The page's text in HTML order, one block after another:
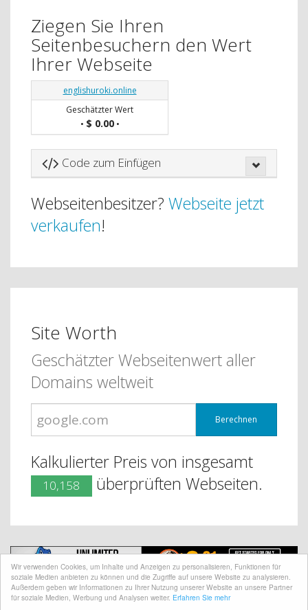
Wir verwenden Cookies, um Inhalte und Anzeigen zu personalisieren, Funktionen für
soziale Medien anbieten zu können und die Zugriffe auf unsere Website zu analysieren.
Außerdem geben wir Informationen zu Ihrer Nutzung unserer Website an unsere Partner
für soziale Medien, Werbung und Analysen weiter. Erfahren Sie mehr
Ziegen Sie Ihren
Seitenbesuchern den Wert
Ihrer Webseite
englishuroki.online
Geschätzter Wert
• $ 0.00•
Code zum Einfügen
Webseitenbesitzer? Webseite jetzt
verkaufen!
Site Worth
Geschätzter Webseitenwert aller
Domains weltweit
Berechnen
Kalkulierter Preis von insgesamt
10,158 überprüften Webseiten.